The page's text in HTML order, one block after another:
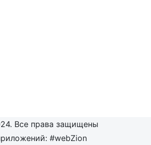
Все права защищены
#webZion